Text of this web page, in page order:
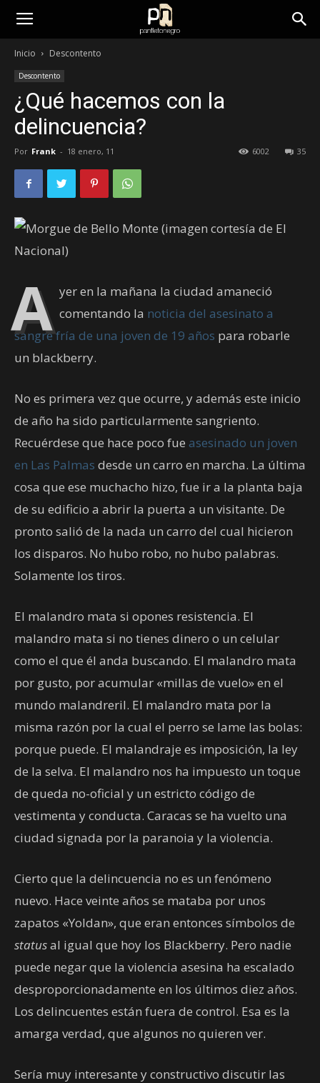
panfletonegro
Inicio Descontento
Descontento
¿Qué hacemos con la
delincuencia?
Por Frank - 18 enero, 11 35
6002
A yer en la mañana la ciudad amaneció
comentando la noticia del asesinato a
sangre fría de una joven de 19 años para robarle
un blackberry.
No es primera vez que ocurre, y además este inicio
de año ha sido particularmente sangriento.
Recuérdese que hace poco fue asesinado un joven
en Las Palmas desde un carro en marcha. La última
cosa que ese muchacho hizo, fue ir a la planta baja
de su edificio a abrir la puerta a un visitante. De
pronto salió de la nada un carro del cual hicieron
los disparos. No hubo robo, no hubo palabras.
Solamente los tiros.
El malandro mata si opones resistencia. El
malandro mata si no tienes dinero o un celular
como el que él anda buscando. El malandro mata
por gusto, por acumular «millas de vuelo» en el
mundo malandreril. El malandro mata por la
misma razón por la cual el perro se lame las bolas:
porque puede. El malandraje es imposición, la ley
de la selva. El malandro nos ha impuesto un toque
de queda no-oficial y un estricto código de
vestimenta y conducta. Caracas se ha vuelto una
ciudad signada por la paranoia y la violencia.
Cierto que la delincuencia no es un fenómeno
nuevo. Hace veinte años se mataba por unos
zapatos «Yoldan», que eran entonces símbolos de
statusal igual que hoy los Blackberry. Pero nadie
puede negar que la violencia asesina ha escalado
desproporcionadamente en los últimos diez años.
Los delincuentes están fuera de control. Esa es la
amarga verdad, que algunos no quieren ver.
Sería muy interesante y constructivo discutir las